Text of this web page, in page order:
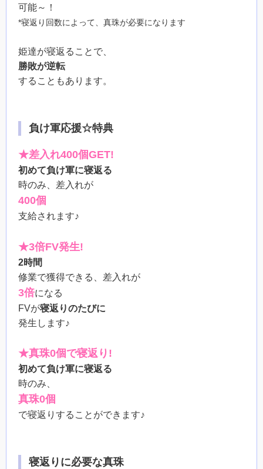
可能～！
*寝返り回数によって、真珠が必要になります
姫達が寝返ることで、
勝敗が逆転
することもあります。
負け軍応援☆特典
★差入れ400個GET!
初めて負け軍に寝返る
時のみ、差入れが
400個
支給されます♪
★3倍FV発生!
2時間
修業で獲得できる、差入れが
3倍になる
FVが寝返りのたびに
発生します♪
★真珠0個で寝返り!
初めて負け軍に寝返る
時のみ、
真珠0個
で寝返りすることができます♪
寝返りに必要な真珠